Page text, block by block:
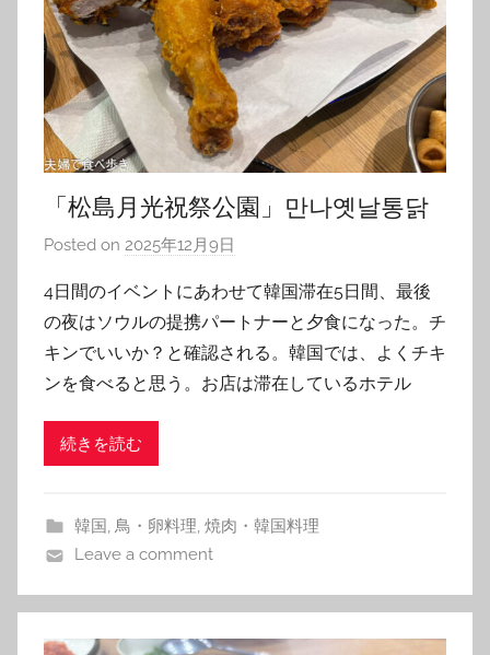
「松島月光祝祭公園」만나옛날통닭
Posted on 2025年12月9日
T
o
m
4日間のイベントにあわせて韓国滞在5日間、最後
の夜はソウルの提携パートナーと夕食になった。チ
キンでいいか？と確認される。韓国では、よくチキ
ンを食べると思う。お店は滞在しているホテル
続きを読む
韓国 , 鳥・卵料理, 焼肉・韓国料理
Leave a comment